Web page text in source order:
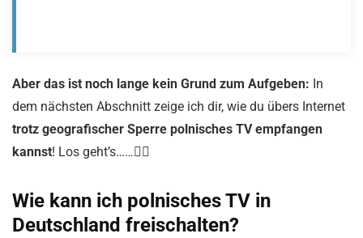
Aber das ist noch lange kein Grund zum Aufgeben: In
dem nächsten Abschnitt zeige ich dir, wie du übers Internet
trotz geografischer Sperre polnisches TV empfangen
kannst! Los geht’s……🤹‍♀️
Wie kann ich polnisches TV in
Deutschland freischalten?